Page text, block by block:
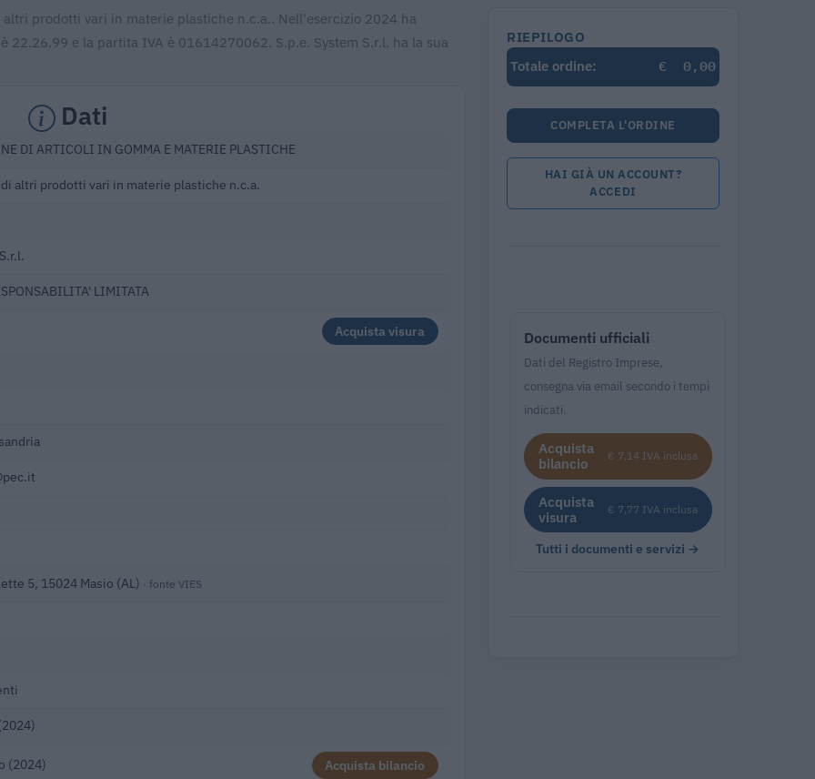
prodotti vari in materie plastiche n.c.a.. Nell'esercizio 2024 ha
e la partita IVA è 01614270062. S.p.e. System S.r.l. ha la sua
Dati
DI ARTICOLI IN GOMMA E MATERIE PLASTICHE
altri prodotti vari in materie plastiche n.c.a.
LIMITATA
Acquista visura
5, 15024 Masio (AL) · fonte VIES
(2024) Acquista bilancio
RIEPILOGO
Totale ordine:
€ 0,00
COMPLETA L'ORDINE
HAI GIÀ UN ACCOUNT?
ACCEDI
Documenti ufficiali
Dati del Registro Imprese,
consegna via email secondo i tempi
indicati.
Acquista
bilancio
€ 7,14 IVA inclusa
Acquista
visura
€ 7,77 IVA inclusa
Tutti i documenti e servizi →